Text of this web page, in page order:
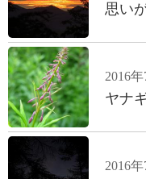
思い
2016年
ヤナ
2016年